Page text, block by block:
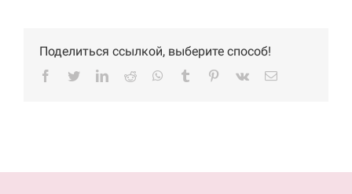
Поделиться ссылкой, выберите способ!
Facebook
TwitterLinkedIn
Reddit WhatsApp
Tumblr Pinterest
Vk Email